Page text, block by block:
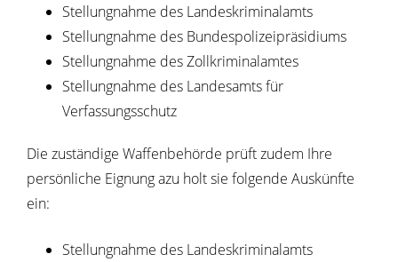
Stellungnahme des Landeskriminalamts
Stellungnahme des Bundespolizeipräsidiums
Stellungnahme des Zollkriminalamtes
Stellungnahme des Landesamts für
Verfassungsschutz
Die zuständige Waffenbehörde prüft zudem Ihre
persönliche Eignung azu holt sie folgende Auskünfte
ein:
Stellungnahme des Landeskriminalamts